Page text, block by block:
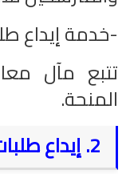
-خدمة إيداع
تتبع مآل
المنحة.
2. إيداع طلبات المنحة